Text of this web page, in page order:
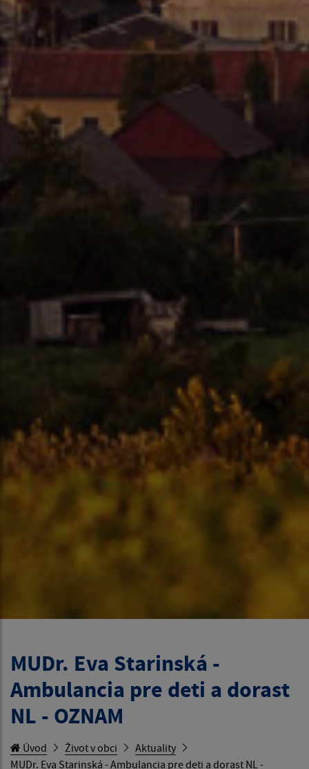
MUDr. Eva Starinská -
Ambulancia pre deti a dorast
NL - OZNAM
Úvod Život v obci
Aktuality
MUDr. Eva Starinská - Ambulancia pre deti a dorast NL -